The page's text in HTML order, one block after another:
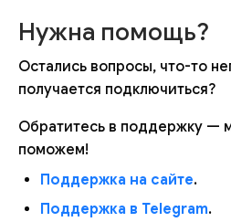
Нужна помощь?
Остались вопросы, что-то
получается подключиться?
Обратитесь в поддержку —
поможем!
Поддержка на сайте.
Поддержка в Telegram.